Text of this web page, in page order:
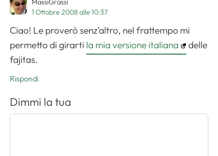
MassiGrassi
1 Ottobre 2008 alle 10:37
Ciao! Le proverò senz’altro, nel frattempo mi
permetto di girarti la mia versione italiana
delle
fajitas.
Rispondi
Dimmi la tua